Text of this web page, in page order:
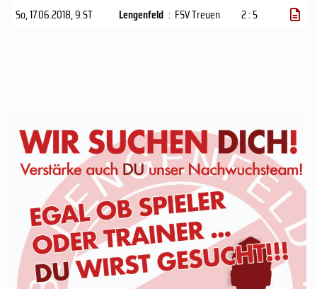
So, 17.06.2018, 9.ST Lengenfeld : FSV Treuen 2 : 5